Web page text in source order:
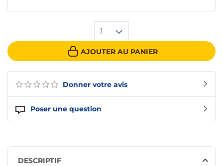
Donner votre avis
Poser une question
1
AJOUTER AU PANIER
DESCRIPTIF